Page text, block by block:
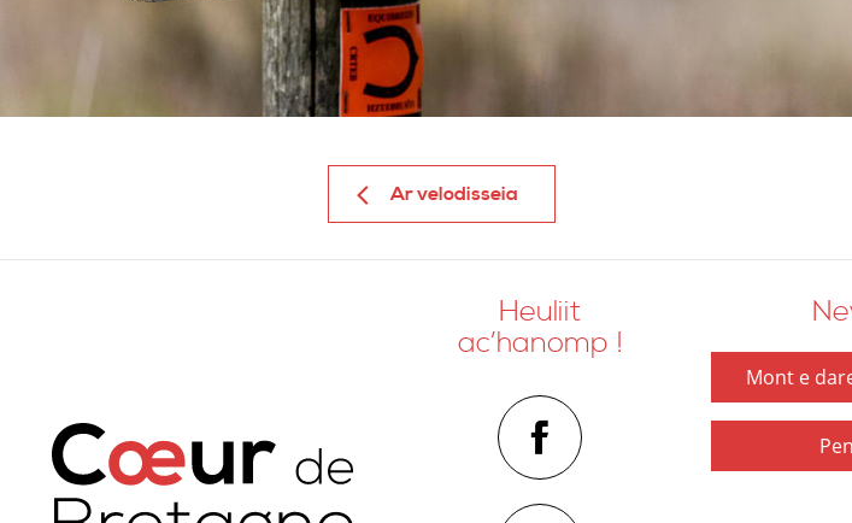
Ar velodisseia
Heuliit
ac’hanomp !
Mont e